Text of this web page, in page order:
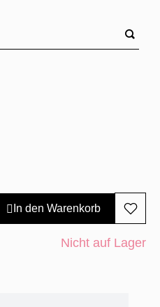
In den Warenkorb
Nicht auf Lager